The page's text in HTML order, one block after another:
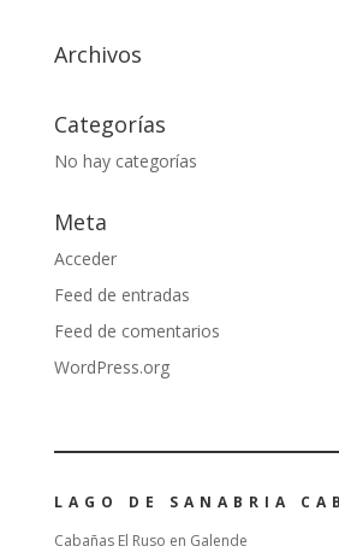
Archivos
Categorías
No hay categorías
Meta
Acceder
Feed de entradas
Feed de comentarios
WordPress.org
LAGO DE SANABRIA
Cabañas El Ruso en Galende